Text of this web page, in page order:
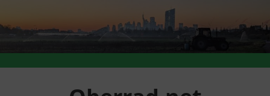
Inhalt
springen